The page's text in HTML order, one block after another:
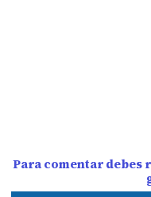
Para comentar debes